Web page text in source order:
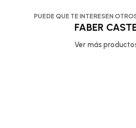
PUEDE QUE TE INTERESEN
FABER
Ver más